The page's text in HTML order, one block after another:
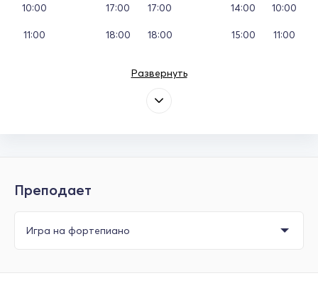
10:00
11:00
17:00
18:00
17:00
18:00
14:00
15:00
10:00
11:00
Развернуть
Преподает